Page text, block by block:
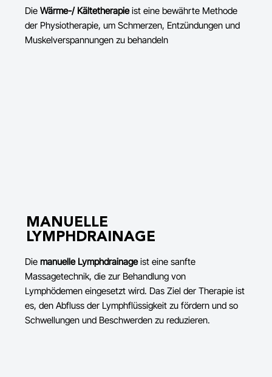
Die Wärme-/ Kältetherapieist eine bewährte Methode
der Physiotherapie, um Schmerzen, Entzündungen und
Muskelverspannungen zu behandeln
Die manuelle Lymphdrainageist eine sanfte
Massagetechnik, die zur Behandlung von
Lymphödemen eingesetzt wird. Das Ziel der Therapie ist
es, den Abfluss der Lymphflüssigkeit zu fördern und so
Schwellungen und Beschwerden zu reduzieren.
MANUELLE
LYMPHDRAINAGE